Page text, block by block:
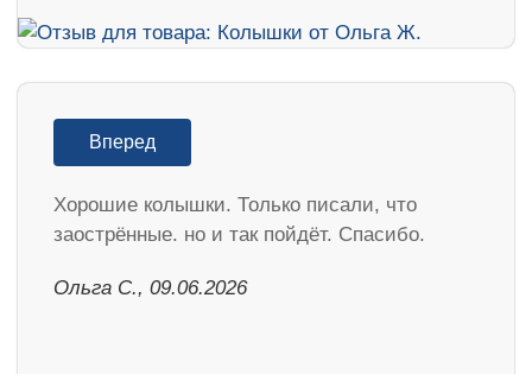
Вперед
Хорошие колышки. Только писали, что
заострённые. но и так пойдёт. Спасибо.
Ольга С., 09.06.2026